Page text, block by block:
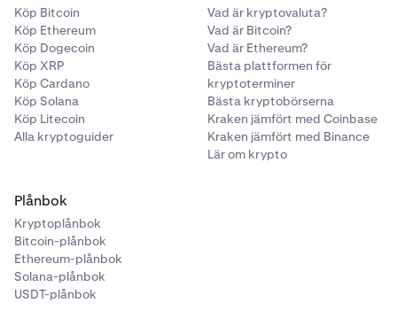
Köp Bitcoin
Köp Ethereum
Köp Dogecoin
Köp XRP
Köp Cardano
Köp Solana
Köp Litecoin
Alla kryptoguider
Vad är kryptovaluta?
Vad är Bitcoin?
Vad är Ethereum?
Bästa plattformen för
kryptoterminer
Bästa kryptobörserna
Kraken jämfört med Coinbase
Kraken jämfört med Binance
Lär om krypto
Plånbok
Kryptoplånbok
Bitcoin-plånbok
Ethereum-plånbok
Solana-plånbok
USDT-plånbok